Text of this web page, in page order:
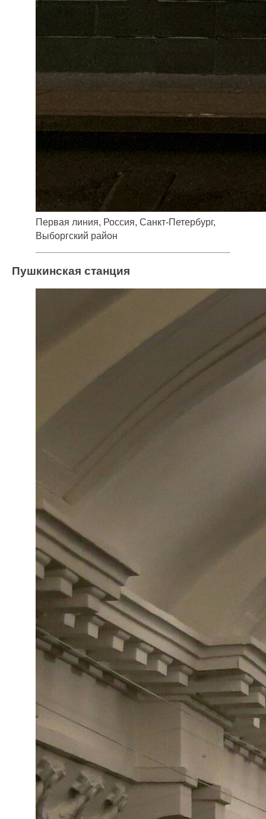
Первая линия, Россия, Санкт-Петербург,
Выборгский район
Пушкинская станция